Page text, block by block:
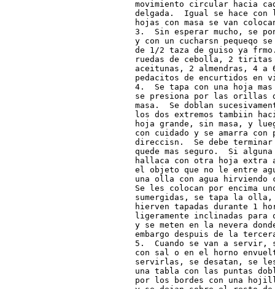
movimiento circular hacia
delgada.  Igual se hace con
hojas con masa se van
3.  Sin esperar mucho, se
y con un cucharsn pequeqo
de 1/2 taza de guiso ya
ruedas de cebolla, 2
aceitunas, 2 almendras, 4
pedacitos de encurtidos en
4.  Se tapa con una hoja
se presiona por las orillas
masa.  Se doblan
los dos extremos tambiin
hoja grande, sin masa, y
con cuidado y se amarra con
direccisn.  Se debe terminar
quede mas seguro.  Si
hallaca con otra hoja extra
el objeto que no le entre
una olla con agua hirviendo
Se les colocan por encima
sumergidas, se tapa la olla,
hierven tapadas durante 1
ligeramente inclinadas
y se meten en la nevera
embargo despuis de la
5.  Cuando se van a servir,
con sal o en el horno
servirlas, se desatan, se
una tabla con las puntas
por los bordes con una